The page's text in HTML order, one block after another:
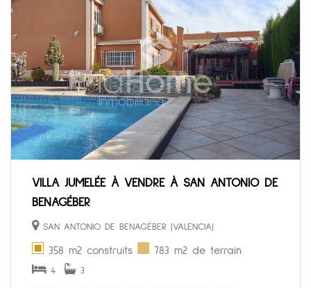
VILLA JUMELÉE À VENDRE À SAN ANTONIO DE
BENAGÉBER
SAN ANTONIO DE BENAGÉBER (VALENCIA)
358 m2 construits 783 m2 de terrain
4 3